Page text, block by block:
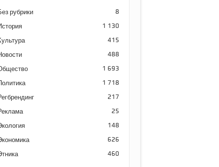
рубрики 8
1 130
415
488
1 693
1 718
217
25
148
626
460